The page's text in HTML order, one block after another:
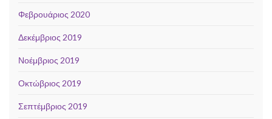
Φεβρουάριος 2020
Δεκέμβριος 2019
Νοέμβριος 2019
Οκτώβριος 2019
Σεπτέμβριος 2019